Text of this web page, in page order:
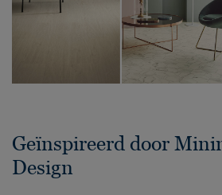
Geïnspireerd door
Design